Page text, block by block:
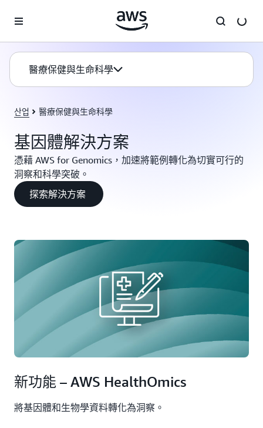
醫療保健與生命科學
산업 醫療保健與生命科學
基因體解決方案
憑藉 AWS for Genomics，加速將範例轉化為切實可行的
洞察和科學突破。
探索解決方案
新功能 – AWS HealthOmics
將基因體和生物學資料轉化為洞察。